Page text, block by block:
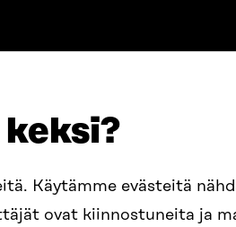
Käytämme evästeitä
ovat kiinnostuneita ja
+358 294 618 991